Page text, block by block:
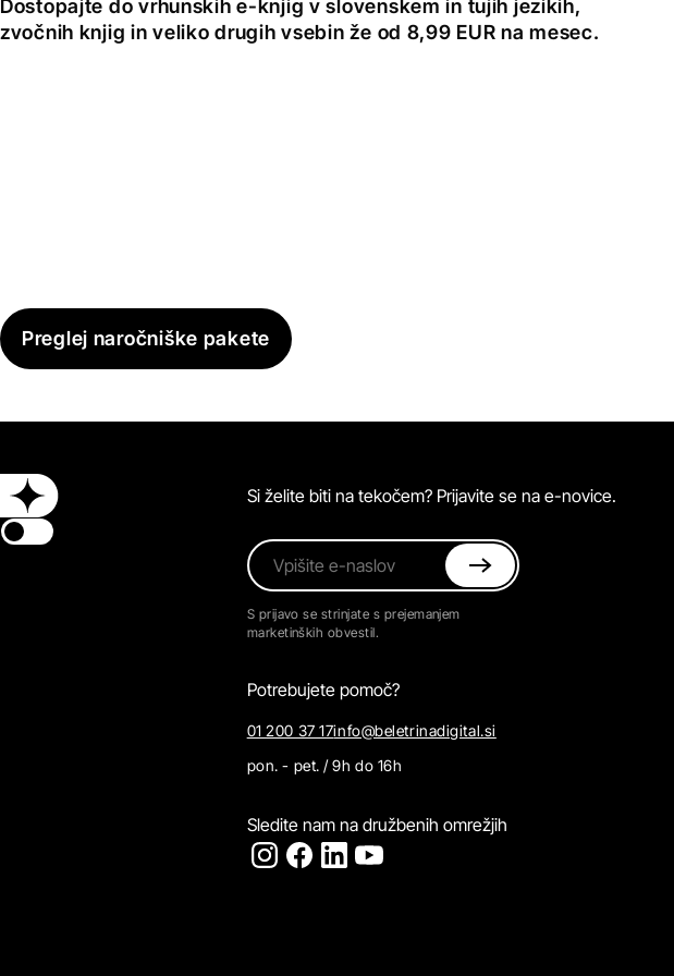
Dostopajte do vrhunskih e-knjig v slovenskem in tujih jezikih,
zvočnih knjig in veliko drugih vsebin že od 8,99 EUR na mesec.
Preglej naročniške pakete
Switch theme
Si želite biti na tekočem? Prijavite se na e-novice.
Vpišite e-naslov
S prijavo se strinjate s prejemanjem
marketinških obvestil.
Potrebujete pomoč?
01 200 37 17info@beletrinadigital.si
pon. - pet. / 9h do 16h
Sledite nam na družbenih omrežjih